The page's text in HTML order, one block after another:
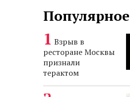
Популярное
Взрыв в
ресторане Москвы
признали
терактом